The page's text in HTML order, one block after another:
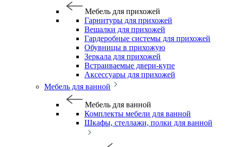
Мебель для прихожей
Гарнитуры для прихожей
Вешалки для прихожей
Гардеробные системы для прихожей
Обувницы в прихожую
Зеркала для прихожей
Встраиваемые двери-купе
Аксессуары для прихожей
Мебель для ванной
Мебель для ванной
Комплекты мебели для ванной
Шкафы, стеллажи, полки для ванной